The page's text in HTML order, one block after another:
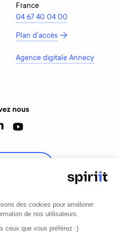
France
04 67 40 04 00
Plan d’accès
Agence digitale Annecy
nous
des cookies pour améliorer
de nos utilisateurs.
ceux que vous préférez :)